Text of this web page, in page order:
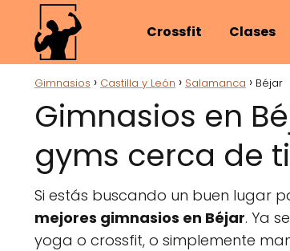
Crossfit Clases
Gimnasios Castilla y León Salamanca Béjar
Gimnasios en
gyms cerca de ti
Si estás buscando un buen lugar
mejores gimnasios en Béjar. Ya
yoga o crossfit, o simplemente